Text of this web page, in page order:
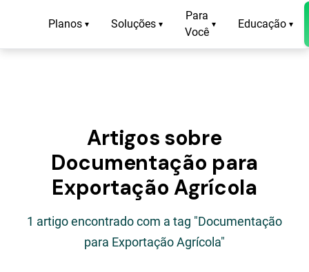
Planos ▾ Soluções ▾
Para
Você
▾ Educação ▾
Artigos sobre
Documentação para
Exportação Agrícola
1 artigo encontrado com a tag "Documentação
para Exportação Agrícola"